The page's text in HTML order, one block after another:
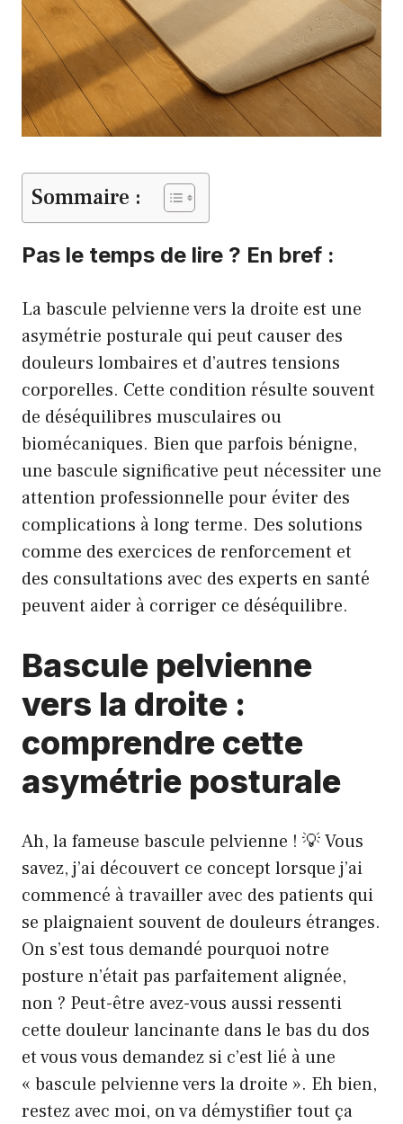
Sommaire :
Pas le temps de lire ? En bref :
La bascule pelvienne vers la droite est une
asymétrie posturale qui peut causer des
douleurs lombaires et d’autres tensions
corporelles. Cette condition résulte souvent
de déséquilibres musculaires ou
biomécaniques. Bien que parfois bénigne,
une bascule significative peut nécessiter une
attention professionnelle pour éviter des
complications à long terme. Des solutions
comme des exercices de renforcement et
des consultations avec des experts en santé
peuvent aider à corriger ce déséquilibre.
Bascule pelvienne
vers la droite :
comprendre cette
asymétrie posturale
Ah, la fameuse bascule pelvienne ! 💡 Vous
savez, j’ai découvert ce concept lorsque j’ai
commencé à travailler avec des patients qui
se plaignaient souvent de douleurs étranges.
On s’est tous demandé pourquoi notre
posture n’était pas parfaitement alignée,
non ? Peut-être avez-vous aussi ressenti
cette douleur lancinante dans le bas du dos
et vous vous demandez si c’est lié à une
« bascule pelvienne vers la droite ». Eh bien,
restez avec moi, on va démystifier tout ça